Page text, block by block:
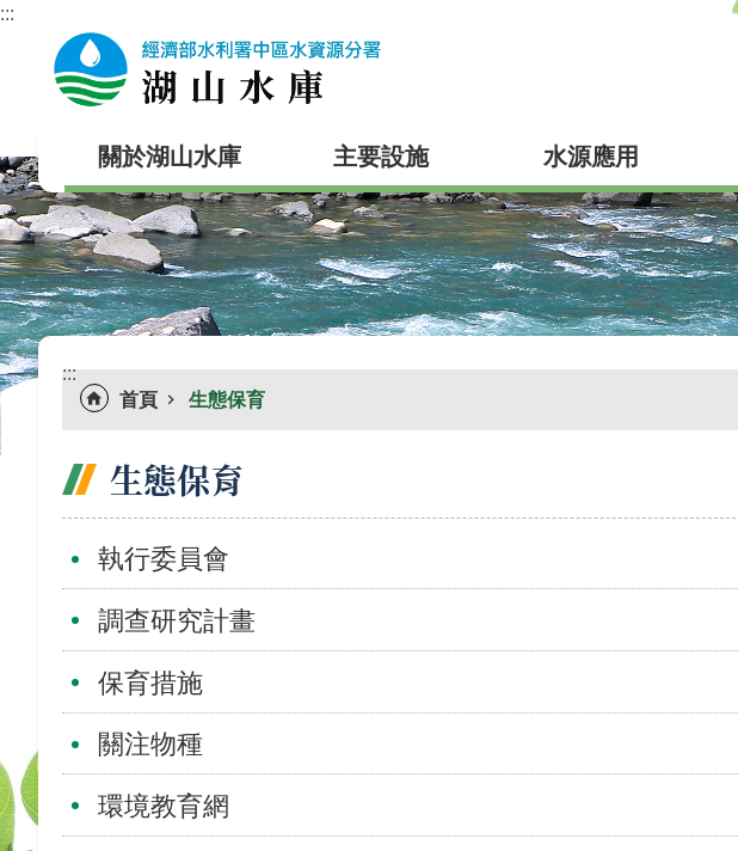
跳到主要內容區塊
:::
關於湖山水庫 主要設施 水源應用
:::
首頁
生態保育
生態保育
執行委員會
調查研究計畫
保育措施
關注物種
環境教育網